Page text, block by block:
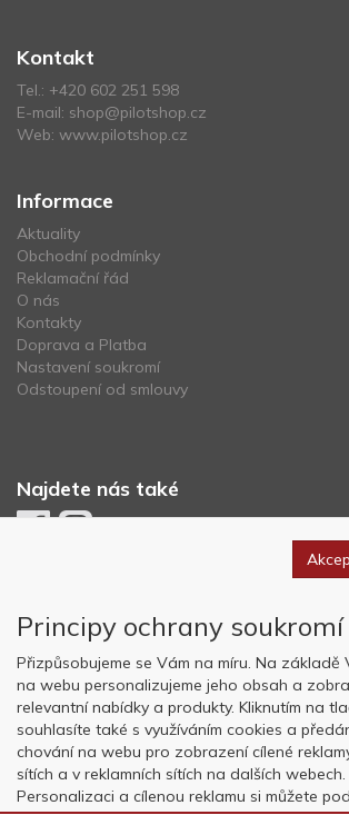
Kontakt
Tel.: +420 602 251 598
E-mail: shop@pilotshop.cz
Web: www.pilotshop.cz
Informace
Aktuality
Obchodní podmínky
Reklamační řád
O nás
Kontakty
Doprava a Platba
Nastavení soukromí
Odstoupení od smlouvy
Najdete nás také
Copyright © OK AVIATION Base, s.r.o. 2022,
shop
Principy ochrany soukromí
Přizpůsobujeme se Vám na míru. Na základě
na webu personalizujeme jeho obsah a
relevantní nabídky a produkty. Kliknutím na
souhlasíte také s využíváním cookies a
chování na webu pro zobrazení cílené
sítích a v reklamních sítích na dalších webech.
Personalizaci a cílenou reklamu si můžete
nebo kdykoli vypnout po kliknutí na tlačítko